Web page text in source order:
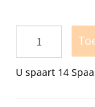
U spaart 14